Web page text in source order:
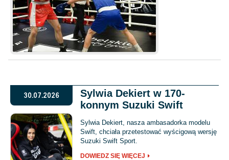
30.07.2026
Sylwia Dekiert w 170-
konnym Suzuki Swift
Sylwia Dekiert, nasza ambasadorka modelu
Swift, chciała przetestować wyścigową wersję
Suzuki Swift Sport.
DOWIEDZ SIĘ WIĘCEJ